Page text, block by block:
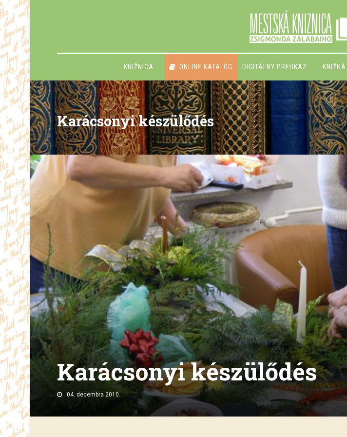
KNIŽNICA ONLINE KATALÓG DIGITÁLNY PREUKAZ
Karácsonyi készülődés
Karácsonyi készülődés
04. decembra 2010.